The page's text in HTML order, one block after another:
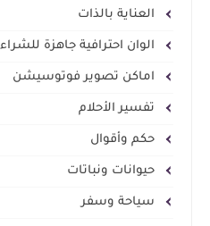
العناية بالذات
الوان احترافية جاهزة للشراء
اماكن تصوير فوتوسيشن
تفسير الأحلام
حكم وأقوال
حيوانات ونباتات
سياحة وسفر